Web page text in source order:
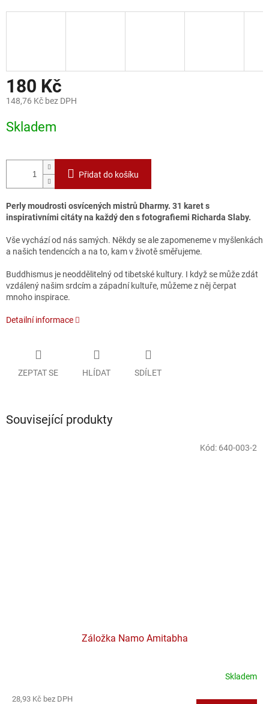
180 Kč
148,76 Kč bez DPH
cena:
Skladem
Přidat do košíku
Perly moudrosti osvícených mistrů Dharmy. 31 karet s
inspirativními citáty na každý den s fotografiemi Richarda Slaby.
Vše vychází od nás samých. Někdy se ale zapomeneme v myšlenkách
a našich tendencích a na to, kam v životě směřujeme.
Buddhismus je neoddělitelný od tibetské kultury. I když se může zdát
vzdálený našim srdcím a západní kultuře, můžeme z něj čerpat
mnoho inspirace.
Detailní informace
ZEPTAT SE HLÍDAT SDÍLET
Související produkty
Záložka Namo Amitabha
Skladem
28,93 Kč bez DPH
Kód: 640-003-2